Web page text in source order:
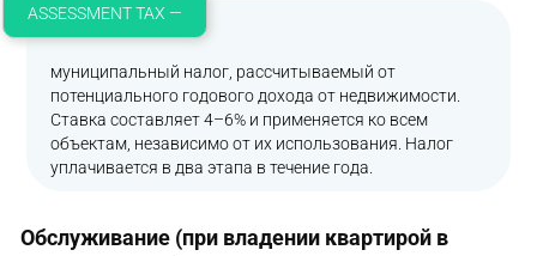
ASSESSMENT TAX —
муниципальный налог, рассчитываемый от
потенциального годового дохода от недвижимости.
Ставка составляет 4–6% и применяется ко всем
объектам, независимо от их использования. Налог
уплачивается в два этапа в течение года.
Обслуживание (при владении квартирой в